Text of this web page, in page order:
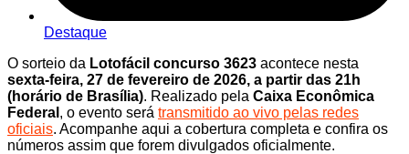
Destaque
O sorteio da Lotofácil concurso 3623 acontece nesta
sexta-feira, 27 de fevereiro de 2026, a partir das 21h
(horário de Brasília). Realizado pela Caixa Econômica
Federal , o evento será transmitido ao vivo pelas redes
oficiais. Acompanhe aqui a cobertura completa e confira os
números assim que forem divulgados oficialmente.